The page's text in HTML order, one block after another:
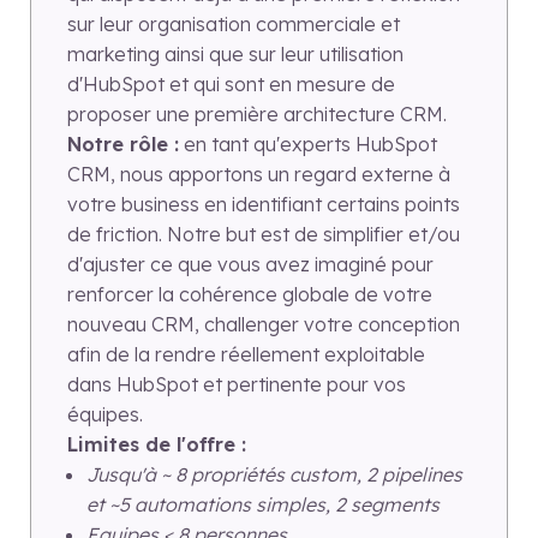
sur leur organisation commerciale et
marketing ainsi que sur leur utilisation
d'HubSpot et qui sont en mesure de
proposer une première architecture CRM.
Notre rôle : en tant qu'experts HubSpot
CRM, nous apportons un regard externe à
votre business en identifiant certains points
de friction. Notre but est de simplifier et/ou
d'ajuster ce que vous avez imaginé pour
renforcer la cohérence globale de votre
nouveau CRM, challenger votre conception
afin de la rendre réellement exploitable
dans HubSpot et pertinente pour vos
équipes.
Limites de l'offre :
Jusqu'à ~ 8 propriétés custom, 2 pipelines
et ~5 automations simples, 2 segments